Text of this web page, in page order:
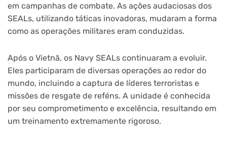
em campanhas de combate. As ações audaciosas dos
SEALs, utilizando táticas inovadoras, mudaram a forma
como as operações militares eram conduzidas.
Após o Vietnã, os Navy SEALs continuaram a evoluir.
Eles participaram de diversas operações ao redor do
mundo, incluindo a captura de líderes terroristas e
missões de resgate de reféns. A unidade é conhecida
por seu comprometimento e excelência, resultando em
um treinamento extremamente rigoroso.